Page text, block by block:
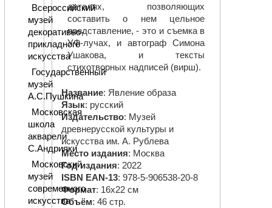
деталях, позволяющих
составить о нем цельное
представление, - это и съемка в
УФ-лучах, и автограф Симона
Ушакова, и тексты
стихотворных надписей (вирш).
Название: Явление образа
Язык: русский
Издательство: Музей
древнерусской культуры и
искусства им. А. Рублева
Место издания: Москва
Год издания: 2022
ISBN EAN-13: 978-5-906538-20-8
Формат: 16х22 см
Объём: 46 стр.
Всероссийский
музей
декоративно-
прикладного
искусства
Государственный
музей
А.С.Пушкина
Московская
школа
акварели
С.Андрияки
Московский
музей
современного
искусства